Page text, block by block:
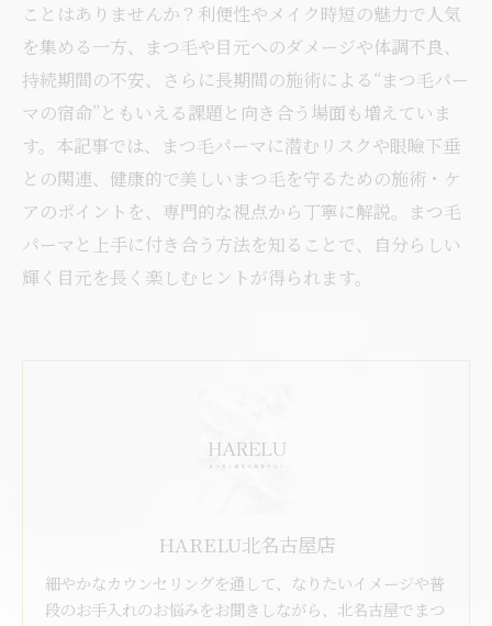
ことはありませんか？利便性やメイク時短の魅力で人気
を集める一方、まつ毛や目元へのダメージや体調不良、
持続期間の不安、さらに長期間の施術による“まつ毛パー
マの宿命”ともいえる課題と向き合う場面も増えていま
す。本記事では、まつ毛パーマに潜むリスクや眼瞼下垂
との関連、健康的で美しいまつ毛を守るための施術・ケ
アのポイントを、専門的な視点から丁寧に解説。まつ毛
パーマと上手に付き合う方法を知ることで、自分らしい
輝く目元を長く楽しむヒントが得られます。
HARELU北名古屋店
細やかなカウンセリングを通して、なりたいイメージや普
段のお手入れのお悩みをお聞きしながら、北名古屋でまつ